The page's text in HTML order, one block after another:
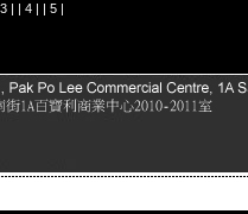
3| | 4| | 5|